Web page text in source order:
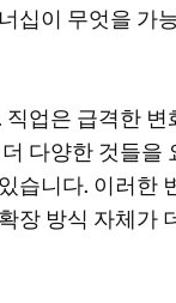
십이 무엇을 가
업은 급격한
다양한 것들을
습니다. 이러한
장 방식 자체가